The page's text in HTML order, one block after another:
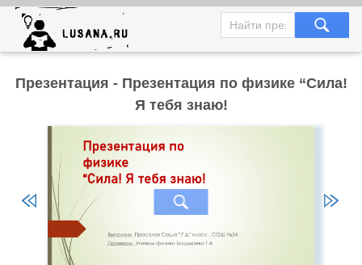
Презентация - Презентация по физике “Сила!
Я тебя знаю!